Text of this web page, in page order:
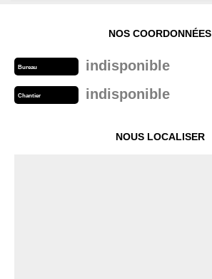
NOS COORDONNÉES
Bureau indisponible
Chantier indisponible
NOUS LOCALISER